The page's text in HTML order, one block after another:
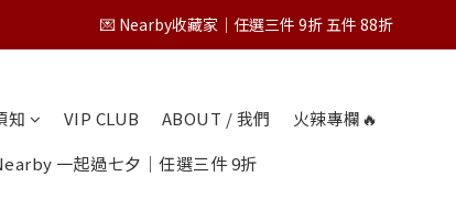
💌 Nearby收藏家｜任選三件 9折 五件 88折
💌 Nearby收藏家｜任選三件 9折 五件 88折
為保障您的購物權益，請於下單前詳閱購物須知
💌 Nearby收藏家｜任選三件 9折 五件 88折
知 VIP CLUB ABOUT / 我們
火辣專欄🔥
一起過七夕｜任選三件 9折